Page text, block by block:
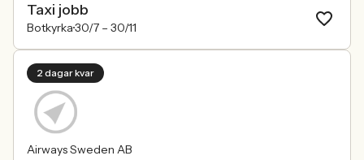
Taxi jobb
Botkyrka30/7 – 30/11
2 dagar kvar
Airways Sweden AB